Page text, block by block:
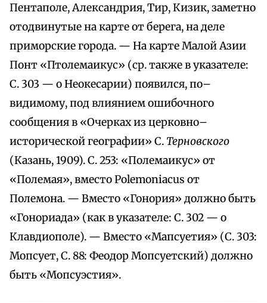
Пентаполе, Александрия, Тир, Кизик, заметно
отодвинутые на карте от берега, на деле
приморские города. — На карте Малой Азии
Понт «Птолемаикус» (ср. также в указателе:
С. 303 — о Неокесарии) появился, по–
видимому, под влиянием ошибочного
сообщения в «Очерках из церковно–
исторической географии» С. Терновского
(Казань, 1909). С. 253: «Полемаикус» от
«Полемая», вместо Polemoniacus от
Полемона. — Вместо «Гонория» должно быть
«Гонориада» (как в указателе: С. 302 — о
Клавдиополе). — Вместо «Мапсуетия» (С. 303:
Мопсует, С. 88: Феодор Мопсуетский) должно
быть «Мопсуэстия».